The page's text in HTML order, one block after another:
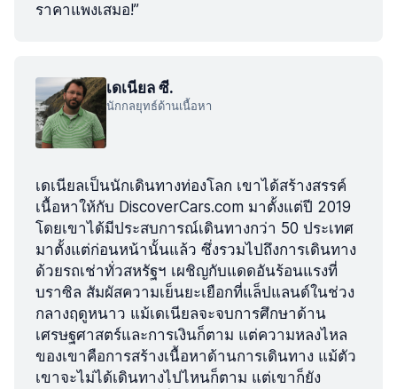
ราคาแพงเสมอ!”
เดเนียล ซี.
นักกลยุทธ์ด้านเนื้อหา
เดเนียลเป็นนักเดินทางท่องโลก เขาได้สร้างสรรค์
เนื้อหาให้กับ DiscoverCars.com มาตั้งแต่ปี 2019
โดยเขาได้มีประสบการณ์เดินทางกว่า 50 ประเทศ
มาตั้งแต่ก่อนหน้านั้นแล้ว ซึ่งรวมไปถึงการเดินทาง
ด้วยรถเช่าทั่วสหรัฐฯ เผชิญกับแดดอันร้อนแรงที่
บราซิล สัมผัสความเย็นยะเยือกที่แล็ปแลนด์ในช่วง
กลางฤดูหนาว แม้เดเนียลจะจบการศึกษาด้าน
เศรษฐศาสตร์และการเงินก็ตาม แต่ความหลงไหล
ของเขาคือการสร้างเนื้อหาด้านการเดินทาง แม้ตัว
เขาจะไม่ได้เดินทางไปไหนก็ตาม แต่เขาก็ยัง